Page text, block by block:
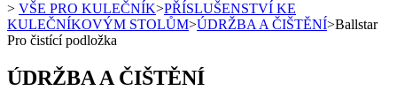
> VŠE PRO KULEČNÍK>PŘÍSLUŠENSTVÍ KE
KULEČNÍKOVÝM STOLŮM>ÚDRŽBA A ČIŠTĚNÍ>Ballstar
Pro čistící podložka
ÚDRŽBA A ČIŠTĚNÍ